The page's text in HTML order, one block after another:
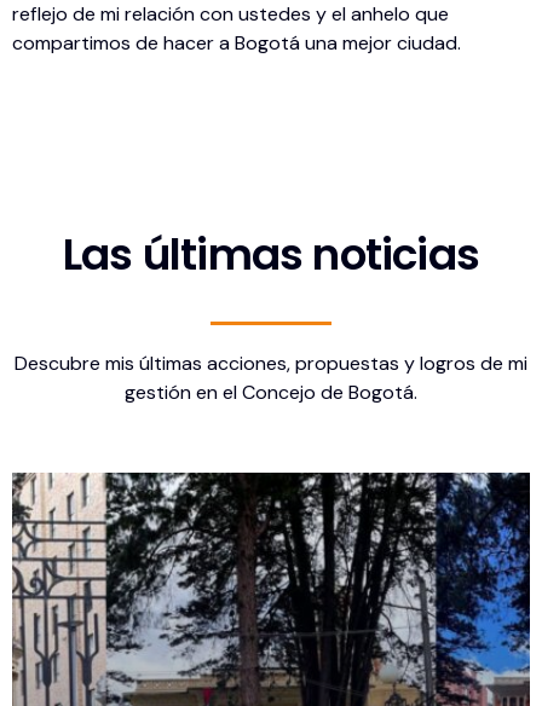
reflejo de mi relación con ustedes y el anhelo que
compartimos de hacer a Bogotá una mejor ciudad.
Las últimas noticias
Descubre mis últimas acciones, propuestas y logros de mi
gestión en el Concejo de Bogotá.